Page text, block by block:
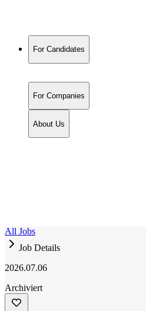
For Candidates
For Companies
About Us
All Jobs
Job Details
2026.07.06
Archiviert